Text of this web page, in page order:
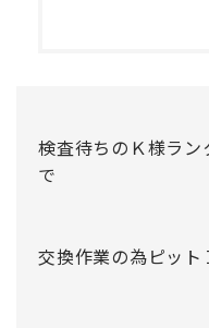
検査待ちのＫ様ラン
で
交換作業の為ピット